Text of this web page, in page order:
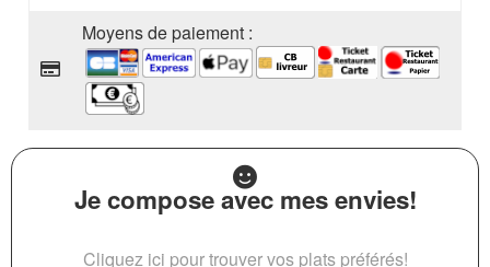
Moyens de paiement :
Je compose avec mes envies!
Cliquez ici pour trouver vos plats préférés!